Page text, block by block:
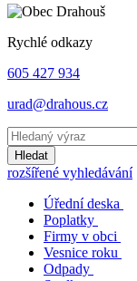
Rychlé odkazy
605 427 934
urad@drahous.cz
Hledat
rozšířené vyhledávání
Úřední deska
Poplatky
Firmy v obci
Vesnice roku
Odpady